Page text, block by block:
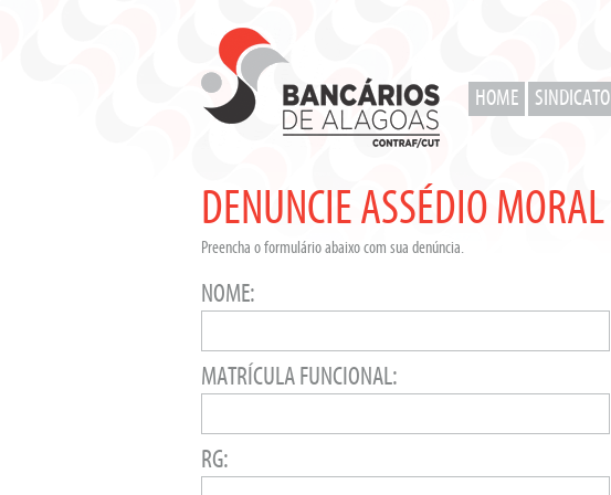
HOME SINDICATO
DENUNCIE ASSÉDIO MORAL
Preencha o formulário abaixo com sua denúncia.
NOME:
MATRÍCULA FUNCIONAL:
RG: